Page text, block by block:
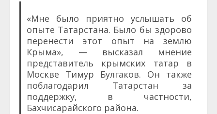
«Мне было приятно услышать об
опыте Татарстана. Было бы здорово
перенести этот опыт на землю
Крыма», — высказал мнение
представитель крымских татар в
Москве Тимур Булгаков. Он также
поблагодарил Татарстан за
поддержку, в частности,
Бахчисарайского района.